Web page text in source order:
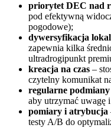
priorytet DEC nad
pod efektywną
pogodowe);
dywersyfikacja
zapewnia kilka
ultradrogipunkt
kreacja na czas –
czytelny komunikat
regularne podmiany
aby utrzymać uwagę
pomiary i atrybucja
testy A/B do